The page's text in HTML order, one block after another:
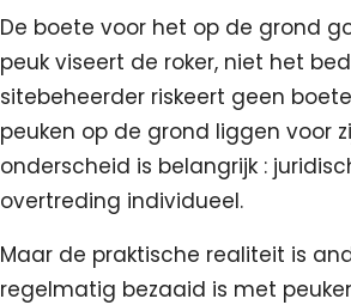
De boete voor het op de grond
peuk viseert de roker, niet het
sitebeheerder riskeert geen
peuken op de grond liggen voor
onderscheid is belangrijk :
overtreding individueel.
Maar de praktische realiteit is
regelmatig bezaaid is met